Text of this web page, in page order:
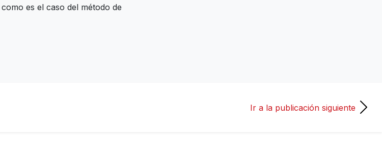
es el caso del método de
Ir a la publicación siguiente